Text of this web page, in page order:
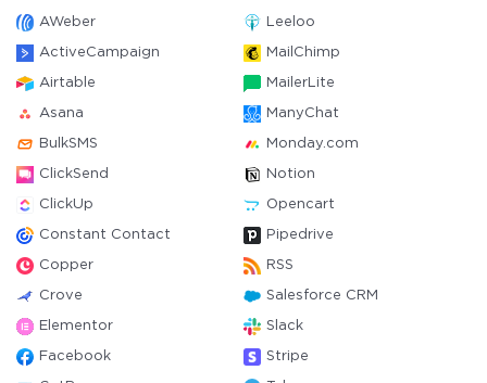
AWeber Leeloo
ActiveCampaign MailChimp
Airtable MailerLite
Asana ManyChat
BulkSMS Monday.com
ClickSend Notion
ClickUp Opencart
Constant Contact Pipedrive
Copper RSS
Crove Salesforce CRM
Elementor Slack
Facebook Stripe